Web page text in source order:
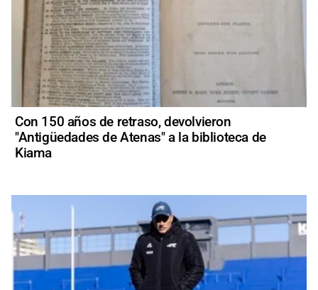
Con 150 años de retraso, devolvieron
"Antigüedades de Atenas" a la biblioteca de
Kiama